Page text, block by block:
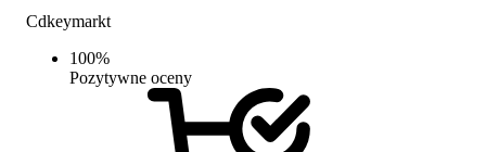
Cdkeymarkt
100%
Pozytywne oceny